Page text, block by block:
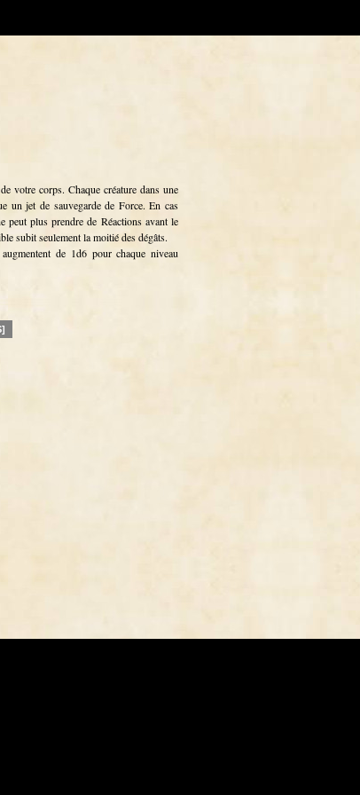
votre corps. Chaque créature dans une
un jet de sauvegarde de Force. En cas
peut plus prendre de Réactions avant le
subit seulement la moitié des dégâts.
de 1d6 pour chaque niveau